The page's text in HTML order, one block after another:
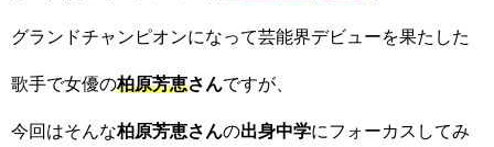
グランドチャンピオンになって芸能界デビューを果たした
歌手で女優の柏原芳恵さんですが、
今回はそんな柏原芳恵さんの出身中学にフォーカスしてみ